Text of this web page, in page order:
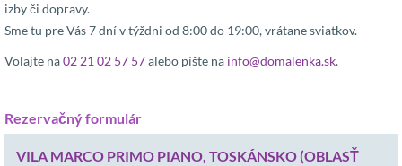
izby či dopravy.
Sme tu pre Vás 7 dní v týždni od 8:00 do 19:00, vrátane sviatkov.
Volajte na02 21 02 57 57alebo píšte na info@domalenka.sk.
Rezervačný formulár
VILA MARCO PRIMO PIANO, TOSKÁNSKO (OBLASŤ